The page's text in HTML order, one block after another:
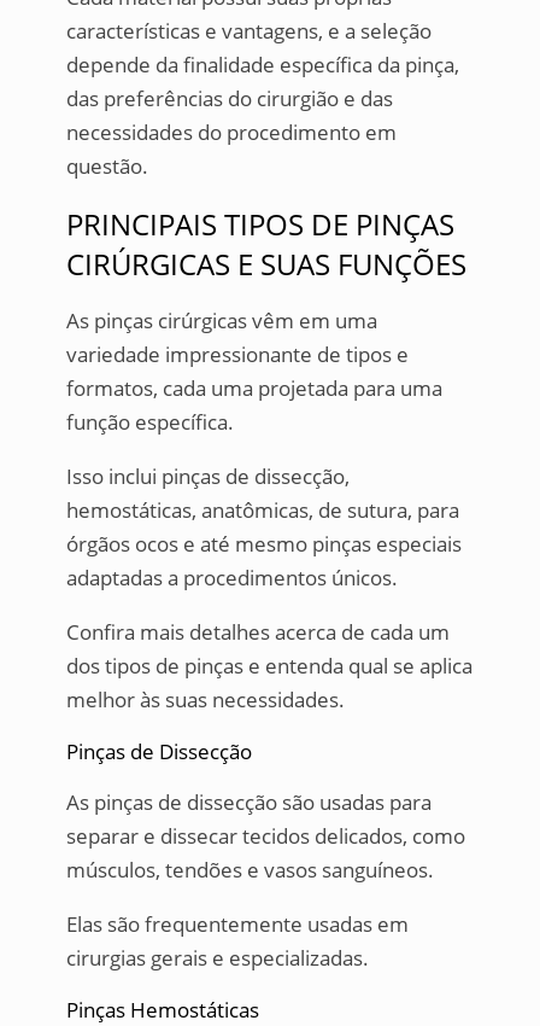
características e vantagens, e a seleção
depende da finalidade específica da pinça,
das preferências do cirurgião e das
necessidades do procedimento em
questão.
PRINCIPAIS TIPOS DE PINÇAS
CIRÚRGICAS E SUAS FUNÇÕES
As pinças cirúrgicas vêm em uma
variedade impressionante de tipos e
formatos, cada uma projetada para uma
função específica.
Isso inclui pinças de dissecção,
hemostáticas, anatômicas, de sutura, para
órgãos ocos e até mesmo pinças especiais
adaptadas a procedimentos únicos.
Confira mais detalhes acerca de cada um
dos tipos de pinças e entenda qual se aplica
melhor às suas necessidades.
Pinças de Dissecção
As pinças de dissecção são usadas para
separar e dissecar tecidos delicados, como
músculos, tendões e vasos sanguíneos.
Elas são frequentemente usadas em
cirurgias gerais e especializadas.
Pinças Hemostáticas